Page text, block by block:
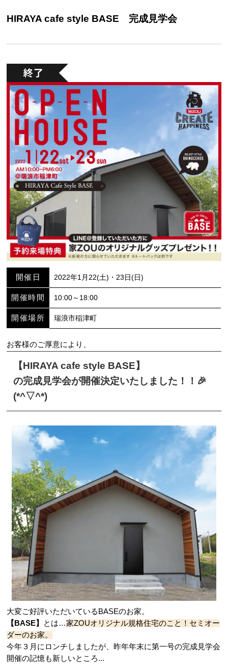
HIRAYA cafe style BASE 完成見学会
開催日 2022年1月22(土)・23日(日)
開催時間 10:00～18:00
開催場所 瑞浪市稲津町
お客様のご厚意により、
【HIRAYA cafe style BASE】
の完成見学会が開催決定いたしました！！🎉
(*^▽^*)
大変ご好評いただいているBASEのお家。
【BASE】 とは…家ZOUオリジナル規格住宅のこと！セミオー
ダーのお家。
今年３月にロンチしましたが、昨年年末に第一号の完成見学会
開催の記憶も新しいところ...